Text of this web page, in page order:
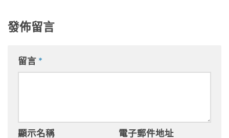
發佈留言
留言 *
顯示名稱 電子郵件地址